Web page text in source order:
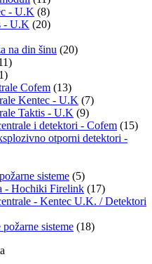
- U.K (8)
- U.K (20)
na din šinu (20)
Cofem (13)
Kentec - U.K (7)
Taktis - U.K (9)
i detektori - Cofem (15)
otporni detektori -
sisteme (5)
- Hochiki Firelink (17)
- Kentec U.K. / Detektori
sisteme (18)